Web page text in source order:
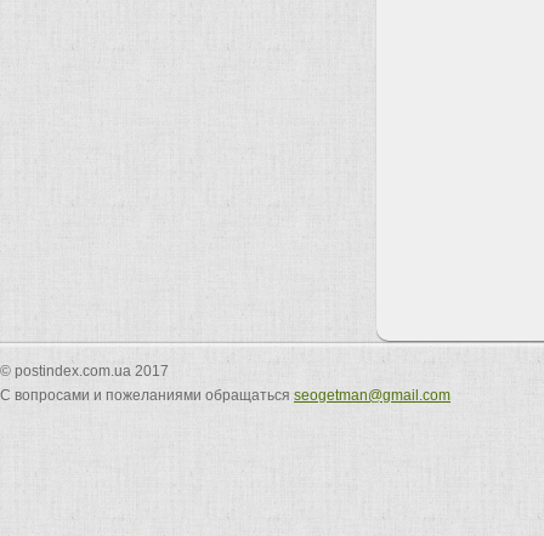
© postindex.com.ua 2017
С вопросами и пожеланиями обращаться seogetman@gmail.com